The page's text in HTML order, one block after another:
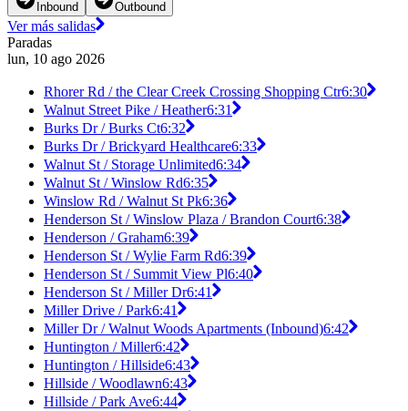
Inbound Outbound
Ver más salidas
Paradas
lun, 10 ago 2026
Rhorer Rd / the Clear Creek Crossing Shopping Ctr6:30
Walnut Street Pike / Heather6:31
Burks Dr / Burks Ct6:32
Burks Dr / Brickyard Healthcare6:33
Walnut St / Storage Unlimited6:34
Walnut St / Winslow Rd6:35
Winslow Rd / Walnut St Pk6:36
Henderson St / Winslow Plaza / Brandon Court6:38
Henderson / Graham6:39
Henderson St / Wylie Farm Rd6:39
Henderson St / Summit View Pl6:40
Henderson St / Miller Dr6:41
Miller Drive / Park6:41
Miller Dr / Walnut Woods Apartments (Inbound)6:42
Huntington / Miller6:42
Huntington / Hillside6:43
Hillside / Woodlawn6:43
Hillside / Park Ave6:44